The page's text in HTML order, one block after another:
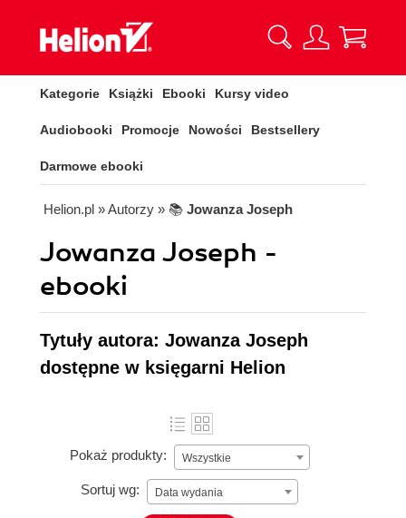
Kategorie Książki Ebooki Kursy video
Audiobooki Promocje Nowości Bestsellery
Darmowe ebooki
Helion.pl » Autorzy » 📚 Jowanza Joseph
Jowanza Joseph -
ebooki
Tytuły autora: Jowanza Joseph
dostępne w księgarni Helion
Pokaż produkty: Wszystkie
Sortuj wg: Data wydania